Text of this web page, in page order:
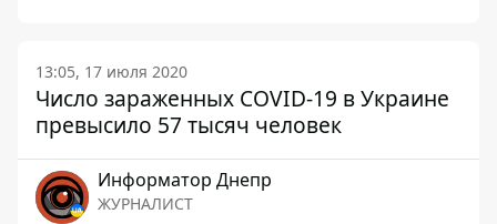
13:05, 17 июля 2020
Число зараженных COVID-19 в Украине
превысило 57 тысяч человек
Информатор Днепр
ЖУРНАЛИСТ